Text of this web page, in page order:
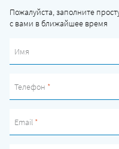
Пожалуйста, заполните
с вами в ближайшее время
Имя
Телефон *
Email *